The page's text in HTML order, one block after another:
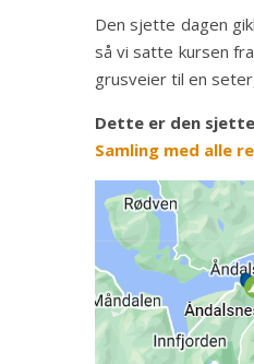
Den sjette dagen
så vi satte kursen
grusveier til en
Dette er den
Samling med alle